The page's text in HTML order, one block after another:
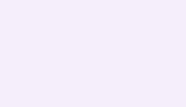
og diffuser eller lad håret lufttøre